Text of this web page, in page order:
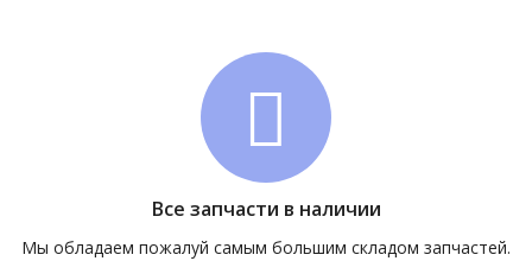
Все запчасти в наличии
Мы обладаем пожалуй самым большим складом запчастей.